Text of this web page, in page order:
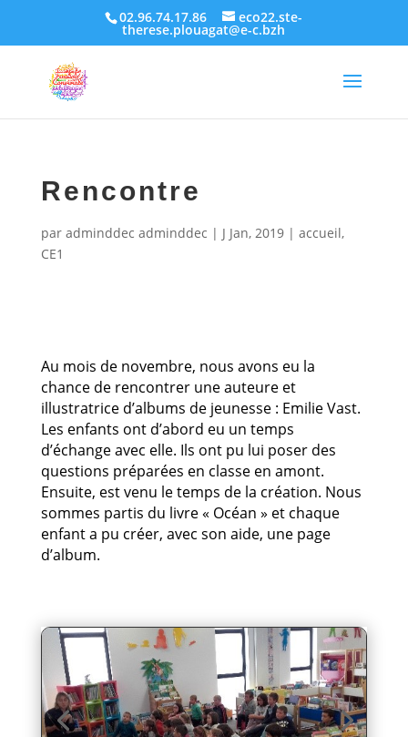
02.96.74.17.86 eco22.ste-
therese.plouagat@e-c.bzh
Rencontre
par adminddec adminddec | J Jan, 2019| accueil,
CE1
Au mois de novembre, nous avons eu la
chance de rencontrer une auteure et
illustratrice d’albums de jeunesse : Emilie Vast.
Les enfants ont d’abord eu un temps
d’échange avec elle. Ils ont pu lui poser des
questions préparées en classe en amont.
Ensuite, est venu le temps de la création. Nous
sommes partis du livre « Océan » et chaque
enfant a pu créer, avec son aide, une page
d’album.